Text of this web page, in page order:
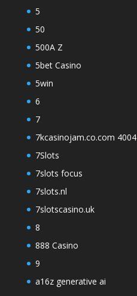
5
50
500A Z
5bet Casino
5win
6
7
7kcasinojam.co.com 4004
7Slots
7slots focus
7slots.nl
7slotscasino.uk
8
888 Casino
9
a16z generative ai